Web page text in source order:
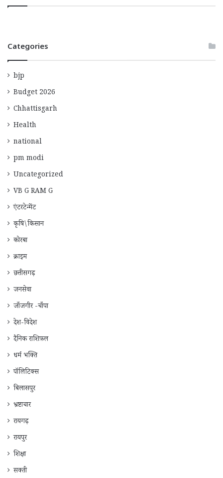
Categories
bjp
Budget 2026
Chhattisgarh
Health
national
pm modi
Uncategorized
VB G RAM G
एंटरटेन्मेंट
कृषि\किसान
कोरबा
क्राइम
छत्तीसगढ़
जनसेवा
जाँजगीर -चाँपा
देश-विदेश
दैनिक राशिफ़ल
धर्म भक्ति
पॉलिटिक्स
बिलासपुर
भ्रष्टाचार
रायगढ़
रायपुर
शिक्षा
सक्ती